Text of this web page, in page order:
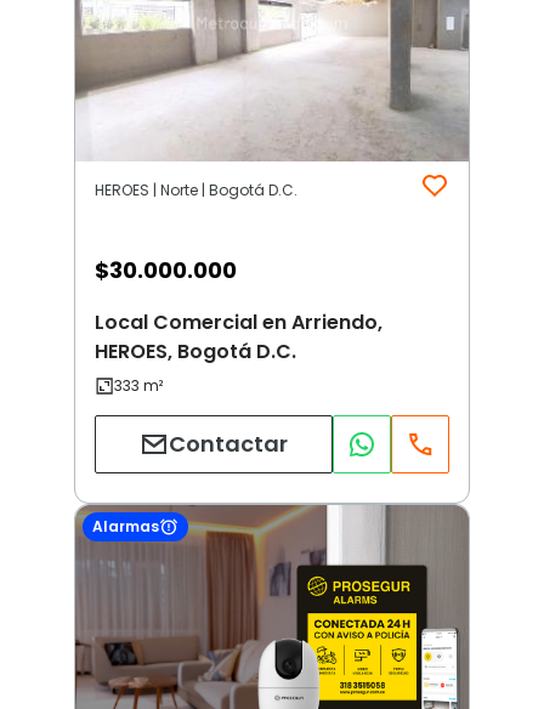
HEROES | Norte | Bogotá D.C.
$30.000.000
Local Comercial en Arriendo,
HEROES, Bogotá D.C.
Contactar
Alarmas